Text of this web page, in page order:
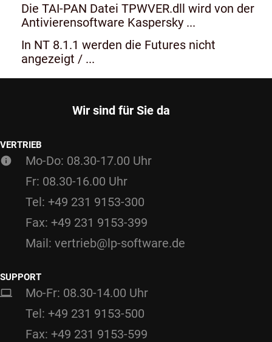
Die TAI-PAN Datei TPWVER.dll wird von der
Antivierensoftware Kaspersky ...
In NT 8.1.1 werden die Futures nicht
angezeigt / ...
Wir sind für Sie da
VERTRIEB
Mo-Do: 08.30-17.00 Uhr
Fr: 08.30-16.00 Uhr
Tel: +49 231 9153-300
Fax: +49 231 9153-399
Mail: vertrieb@lp-software.de
SUPPORT
Mo-Fr: 08.30-14.00 Uhr
Tel: +49 231 9153-500
Fax: +49 231 9153-599